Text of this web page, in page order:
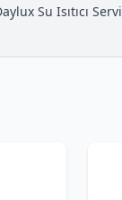
Su Isıtıcı